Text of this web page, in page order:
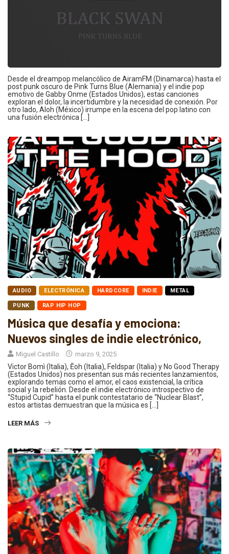
Desde el dreampop melancólico de AiramFM (Dinamarca) hasta el
post punk oscuro de Pink Turns Blue (Alemania) y el indie pop
emotivo de Gabby Onme (Estados Unidos), estas canciones
exploran el dolor, la incertidumbre y la necesidad de conexión. Por
otro lado, Aloh (México) irrumpe en la escena del pop latino con
una fusión electrónica […]
AUDIO ELECTRÓNICA HARDCORE INDIE METAL
PUNK RAP HIP HOP
Música que desafía y emociona:
Nuevos singles de indie electrónico,
Miguel Castillo marzo 9, 2025
Victor Bomì (Italia), Ēoh (Italia), Feldspar (Italia) y No Good Therapy
(Estados Unidos) nos presentan sus más recientes lanzamientos,
explorando temas como el amor, el caos existencial, la crítica
social y la rebelión. Desde el indie electrónico introspectivo de
“Stupid Cupid” hasta el punk contestatario de “Nuclear Blast”,
estos artistas demuestran que la música es […]
LEER MÁS